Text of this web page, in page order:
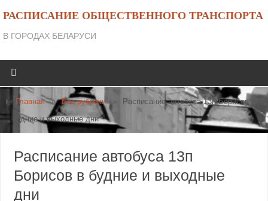
РАСПИСАНИЕ ОБЩЕСТВЕННОГО ТРАНСПОРТА
В ГОРОДАХ БЕЛАРУСИ
Главная » Без рубрики »
Расписание автобуса 13п Борисов в
будние и выходные дни
Расписание автобуса 13п
Борисов в будние и выходные
дни